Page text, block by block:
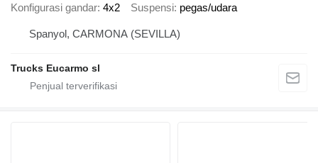
Konfigurasi gandar 4x2 Suspensi pegas/udara
Spanyol, CARMONA (SEVILLA)
Trucks Eucarmo sl